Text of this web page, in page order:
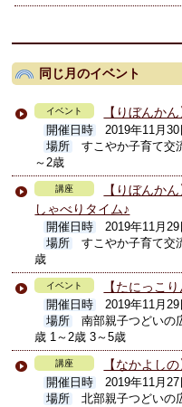
同じ月のイベント
イベント 【りぼんか
開催日時
2019年11月30
場所
すこやか子育て交
～2歳
講座
【りぼんか
しゃべりタイム♪
開催日時
2019年11月
場所
すこやか子育て交
歳
イベント 【たにっこ
開催日時
2019年11月
場所
南部親子つどいの
歳 1～2歳 3～5歳
講座 【なかよし
開催日時
2019年11月
場所
北部親子つどい